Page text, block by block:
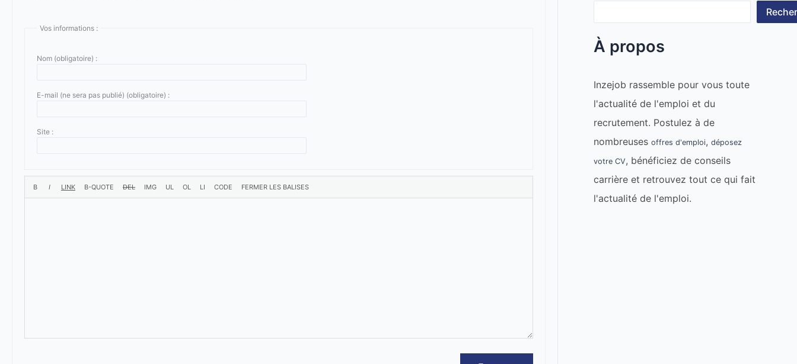
Vos informations :
Nom (obligatoire) :
E-mail (ne sera pas publié) (obligatoire) :
Site :
À propos
Inzejob rassemble pour vous toute
l'actualité de l'emploi et du
recrutement. Postulez à de
nombreuses offres d'emploi, déposez
votre CV, bénéficiez de conseils
carrière et retrouvez tout ce qui fait
l'actualité de l'emploi.